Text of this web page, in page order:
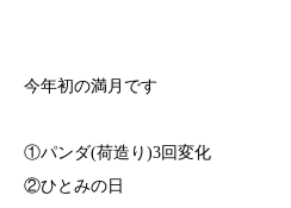
⁡今年初の満月です
①パンダ(荷造り)3回変化
②ひとみの日